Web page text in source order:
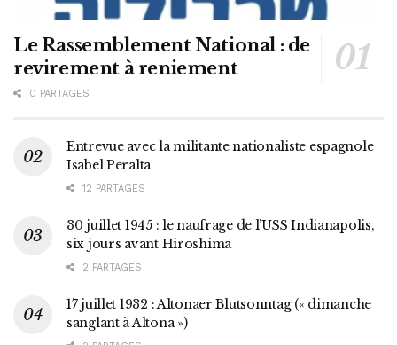
Le Rassemblement National : de
revirement à reniement
0 PARTAGES
Entrevue avec la militante nationaliste espagnole
Isabel Peralta
12 PARTAGES
30 juillet 1945 : le naufrage de l’USS Indianapolis,
six jours avant Hiroshima
2 PARTAGES
17 juillet 1932 : Altonaer Blutsonntag (« dimanche
sanglant à Altona »)